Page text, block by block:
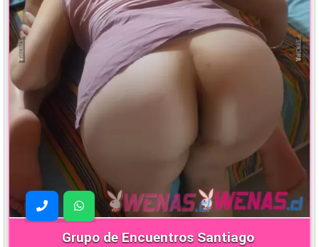
Grupo de Encuentros Santiago